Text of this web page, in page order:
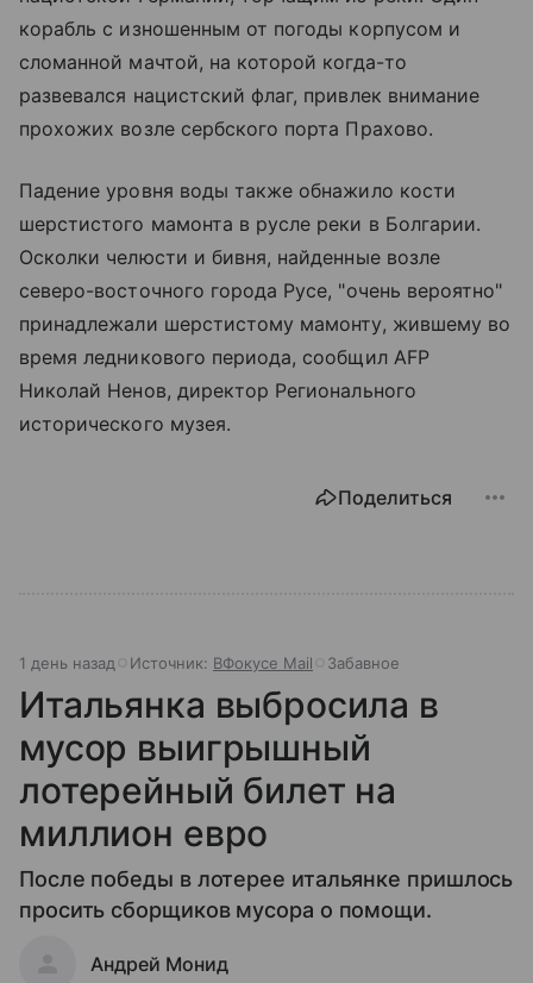
корабль с изношенным от погоды корпусом и
сломанной мачтой, на которой когда-то
развевался нацистский флаг, привлек внимание
прохожих возле сербского порта Прахово.
Падение уровня воды также обнажило кости
шерстистого мамонта в русле реки в Болгарии.
Осколки челюсти и бивня, найденные возле
северо-восточного города Русе, "очень вероятно"
принадлежали шерстистому мамонту, жившему во
время ледникового периода, сообщил AFP
Николай Ненов, директор Регионального
исторического музея.
Поделиться
1 день назад Источник: ВФокусе Mail Забавное
Итальянка выбросила в
мусор выигрышный
лотерейный билет на
миллион евро
После победы в лотерее итальянке пришлось
просить сборщиков мусора о помощи.
Андрей Монид